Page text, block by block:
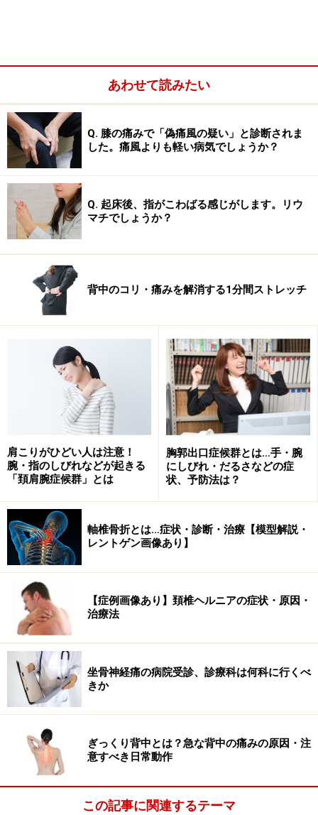
頚椎単純X線の側面像。
単純X線写真は放射線被爆量も少なく、費用もわずか。
その場で撮影も終了し当日説明をうけられるので、整形
外科では必ず施行します。
頚椎は7個、体の中央にあります。頭側は頭蓋骨と関節
でつながり、足の方向では胸椎とつながっています。横
から見ているので四角い形で見えているのが椎体です。
椎体の後方が骨化しているようにもみえますが、明らか
次にMRI撮影の予約、投薬（鎮痛剤、胃薬）、リハビリ
の牽引の指示が出ました。費用は初診、3割負担の健康
保険で3,000円ほどでした。
■MRI
MRIは専用の病院で撮影を行いました。
MRI写真。頚部脊椎が前方から圧迫されて
います。
MRIは磁気を使用して人体の断面写真を作成する医療用
機器です。被爆がないのが最大の特徴です。欠点は費用
が約1万円程度と高額な点、狭い部屋に15分間ほど閉じ
込められて、騒音が強いことです。脳外科の術後で体内
に金属が残っている人、心臓ペースメーカー装着の人、
閉所恐怖症の人などではMRI検査が無理なため、CTで検
査を行います。CTはMRIより費用は5,000円程度と安く
なりますが、被爆があります。
このMRIでは第4頚椎第5頚椎間、第5頚椎第6頚椎間で脊
髄が前方から圧迫されている所見です。この時点では頚
髄症、頚椎ヘルニアなどの可能性が高いと診断されまし
あわせて読みたい
Q. 膝の痛みで「偽痛風の疑い」と診断されま
した。痛風よりも軽い病気でしょうか？
Q. 起床後、指がこわばる感じがします。リウ
マチでしょうか？
背中のコリ・痛みを解消する1分間ストレッチ
肩こりがひどい人は注意！
腕・指のしびれなどが起きる
「頚肩腕症候群」とは
胸郭出口症候群とは…手・腕
にしびれ・だるさなどの症
状、予防法は？
軸椎骨折とは…症状・診断・治療【模型解説・
レントゲン画像あり】
【症例画像あり】頚椎ヘルニアの症状・原因・
治療法
坐骨神経痛の病院受診、診療科は何科に行くべ
きか
ぎっくり背中とは？急な背中の痛みの原因・注
意すべき日常動作
この記事に関連するテーマ